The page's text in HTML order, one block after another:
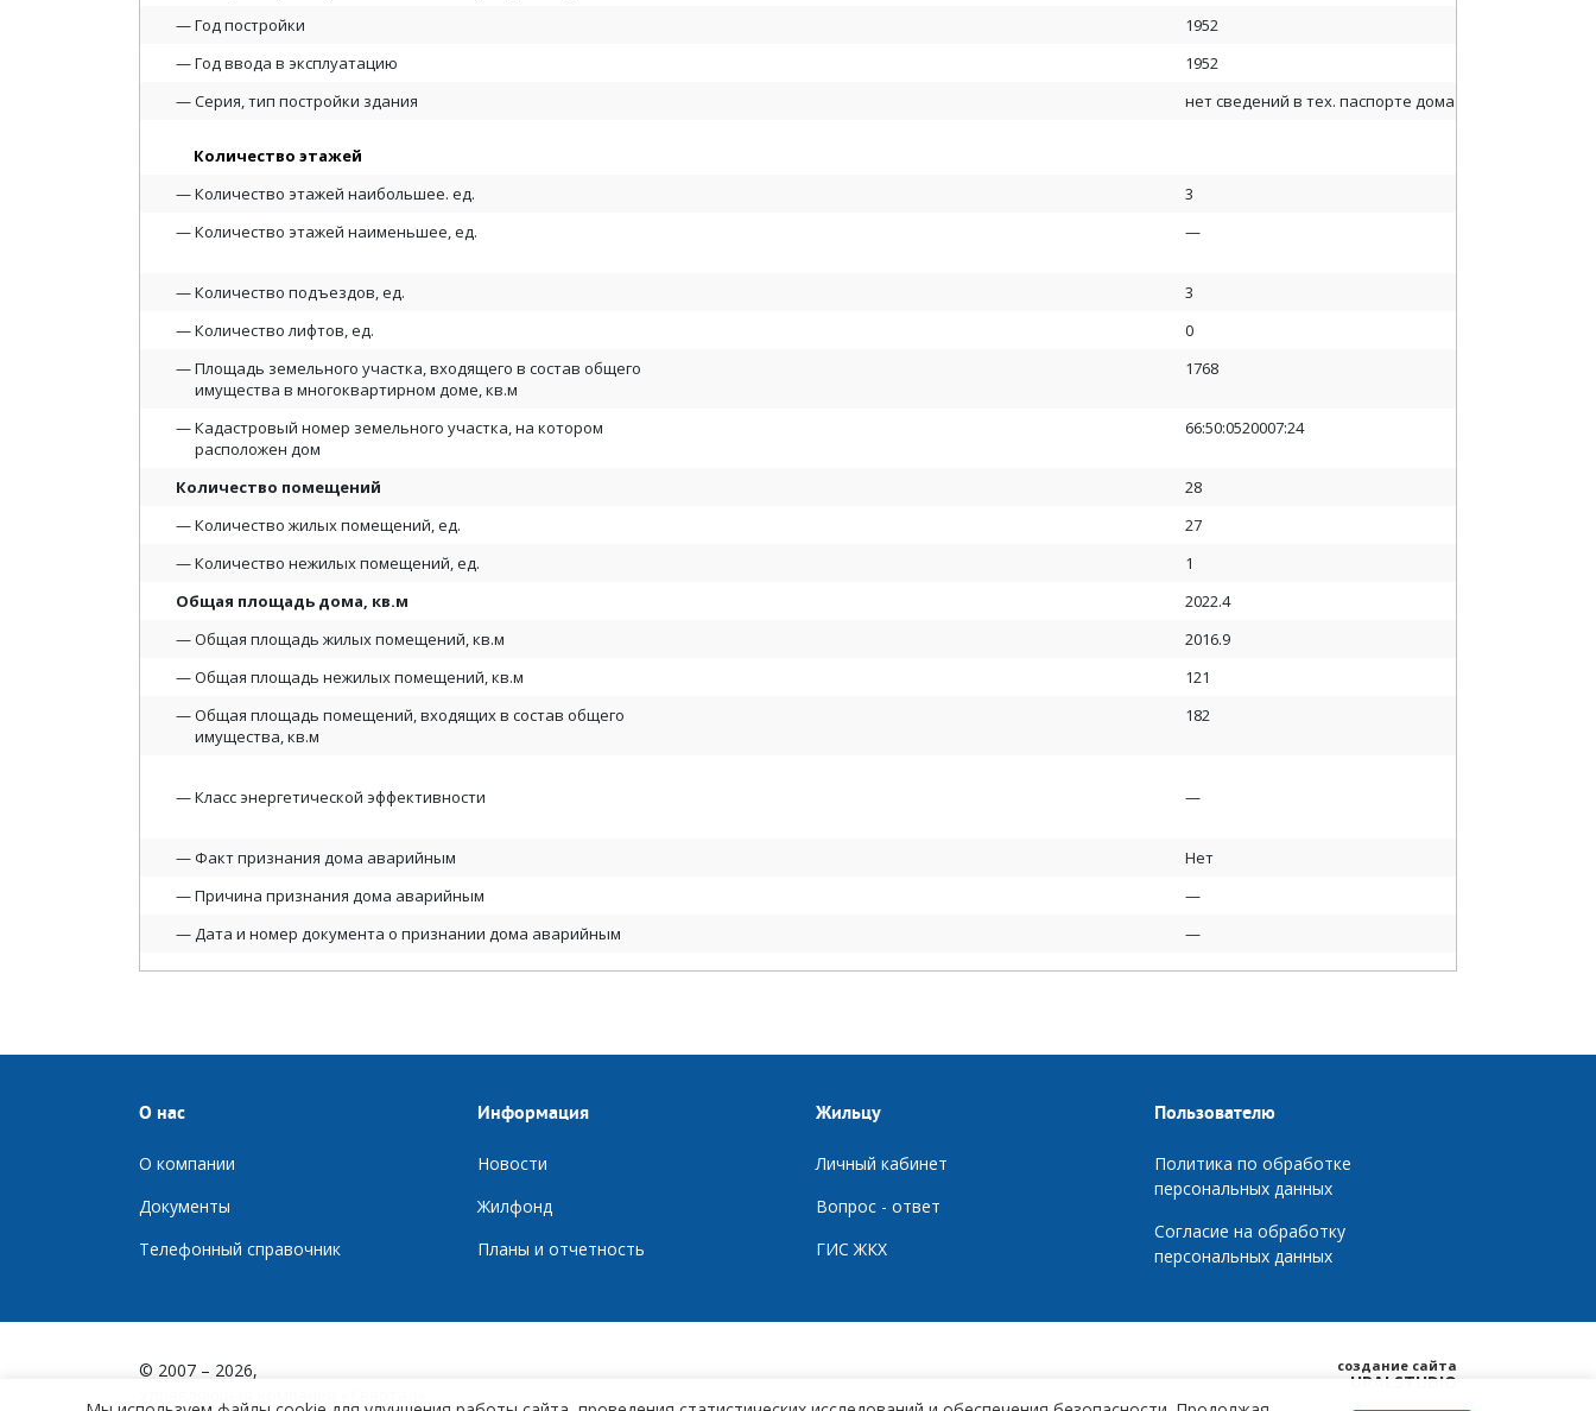
Год постройки
1952
Год ввода в эксплуатацию
1952
Серия, тип постройки здания
нет сведений в тех. паспорте дома
Количество этажей
Количество этажей наибольшее. ед.
3
Количество этажей наименьшее, ед.
—
Количество подъездов, ед.
3
Количество лифтов, ед.
0
Площадь земельного участка, входящего в состав общего
имущества в многоквартирном доме, кв.м
1768
Кадастровый номер земельного участка, на котором
расположен дом
66:50:0520007:24
Количество помещений
28
Количество жилых помещений, ед.
27
Количество нежилых помещений, ед.
1
Общая площадь дома, кв.м
2022.4
Общая площадь жилых помещений, кв.м
2016.9
Общая площадь нежилых помещений, кв.м
121
Общая площадь помещений, входящих в состав общего
имущества, кв.м
182
Класс энергетической эффективности —
Факт признания дома аварийным
Нет
Причина признания дома аварийным
—
Дата и номер документа о признании дома аварийным
—
О нас
О компании
Документы
Телефонный справочник
Информация
Новости
Жилфонд
Планы и отчетность
Жильцу
Личный кабинет
Вопрос - ответ
ГИС ЖКХ
Пользователю
Политика по обработке
персональных данных
Согласие на обработку
персональных данных
© 2007 – 2026,
создание сайта
URALSTUDIO